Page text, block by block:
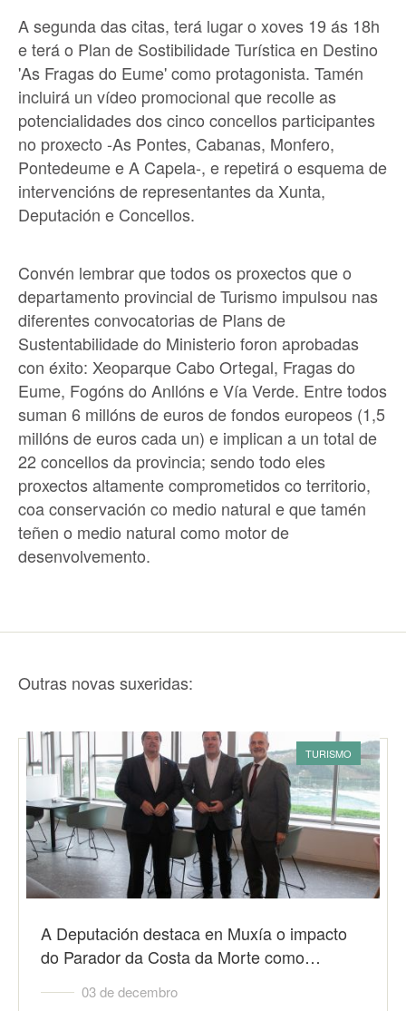
A segunda das citas, terá lugar o xoves 19 ás 18h
e terá o Plan de Sostibilidade Turística en Destino
'As Fragas do Eume' como protagonista. Tamén
incluirá un vídeo promocional que recolle as
potencialidades dos cinco concellos participantes
no proxecto -As Pontes, Cabanas, Monfero,
Pontedeume e A Capela-, e repetirá o esquema de
intervencións de representantes da Xunta,
Deputación e Concellos.
Convén lembrar que todos os proxectos que o
departamento provincial de Turismo impulsou nas
diferentes convocatorias de Plans de
Sustentabilidade do Ministerio foron aprobadas
con éxito: Xeoparque Cabo Ortegal, Fragas do
Eume, Fogóns do Anllóns e Vía Verde. Entre todos
suman 6 millóns de euros de fondos europeos (1,5
millóns de euros cada un) e implican a un total de
22 concellos da provincia; sendo todo eles
proxectos altamente comprometidos co territorio,
coa conservación co medio natural e que tamén
teñen o medio natural como motor de
desenvolvemento.
Outras novas suxeridas:
TURISMO
A Deputación destaca en Muxía o impacto
do Parador da Costa da Morte como…
03 de decembro